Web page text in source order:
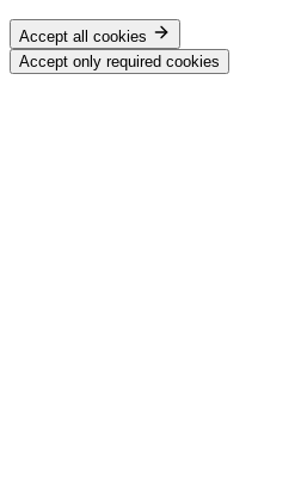
Accept all cookies
Accept only required cookies